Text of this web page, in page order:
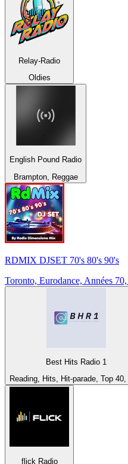
Relay-Radio
Oldies
English Pound Radio
Brampton, Reggae
RDMIX DJSET 70's 80's 90's
Toronto, Eurodance, Années
Best Hits Radio 1
Reading, Hits, Hit-parade, Top
flick Radio